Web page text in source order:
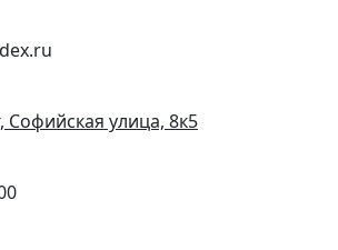
Софийская улица, 8к5